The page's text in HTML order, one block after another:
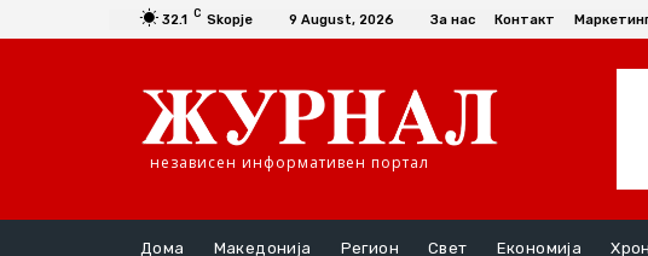
32.1 C Skopje 9 August, 2026 За нас Контакт
независен информативен портал
Дома Македонија Регион Свет Економија